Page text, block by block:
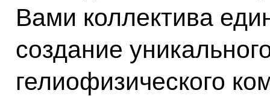
Вами коллектива
создание
гелиофизического